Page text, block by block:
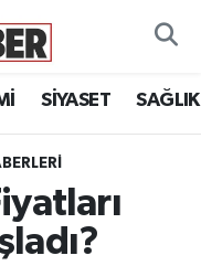
SİYASET SAĞLIK